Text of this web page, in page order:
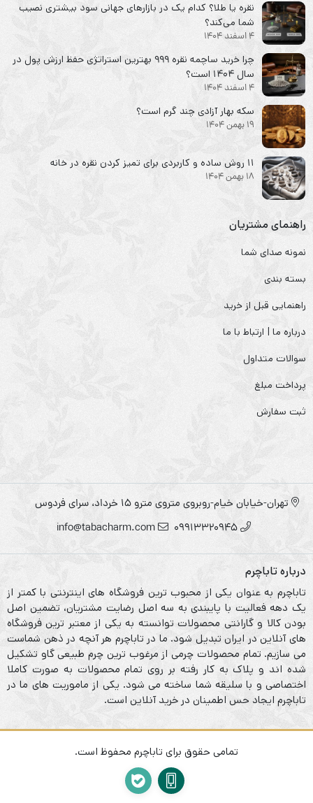
نقره یا طلا؟ کدام یک در بازارهای جهانی سود بیشتری نصیب
شما می‌کند؟
4 اسفند 1404
چرا خرید ساچمه نقره ۹۹۹ بهترین استراتژی حفظ ارزش پول در
سال ۱۴۰۴ است؟
4 اسفند 1404
سکه‌ بهار آزادی چند گرم است؟
19 بهمن 1404
۱۱ روش ساده و کاربردی برای تمیز کردن نقره در خانه
18 بهمن 1404
راهنمای مشتریان
نمونه صدای شما
بسته بندی
راهنمایی قبل از خرید
درباره ما | ارتباط با ما
سوالات متداول
پرداخت مبلغ
ثبت سفارش
تهران-خیابان خیام-روبروی متروی مترو ۱۵ خرداد، سرای فردوس
09913320945
info@tabacharm.com
درباره تاباچرم
تاباچرم به عنوان یکی از محبوب ترین فروشگاه های اینترنتی با کمتر از
یک دهه فعالیت با پایبندی به سه اصل رضایت مشتریان، تضمین اصل
بودن کالا و گارانتی محصولات توانسته به یکی از معتبر ترین فروشگاه
های آنلاین در ایران تبدیل شود. ما در تاباچرم هر آنچه در ذهن شماست
می سازیم. تمام محصولات چرمی از مرغوب ترین چرم طبیعی گاو تشکیل
شده اند و پلاک به کار رفته بر روی تمام محصولات به صورت کاملا
اختصاصی و با سلیقه شما ساخته می شود. یکی از ماموریت های ما در
تاباچرم ایجاد حس اطمینان در خرید آنلاین است.
تمامی حقوق برای تاباچرم محفوظ است.